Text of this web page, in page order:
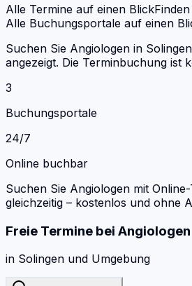
Alle Termine auf einen Blick
Alle Buchungsportale auf einen
Suchen Sie Angiologen in
angezeigt. Die Terminbuchung ist
3
Buchungsportale
24/7
Online buchbar
Suchen Sie Angiologen mit
gleichzeitig – kostenlos und ohne
Freie Termine bei Angiologen
in Solingen und Umgebung